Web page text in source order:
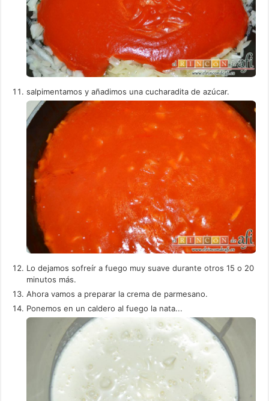
salpimentamos y añadimos una cucharadita de azúcar.
Lo dejamos sofreír a fuego muy suave durante otros 15 o 20
minutos más.
Ahora vamos a preparar la crema de parmesano.
Ponemos en un caldero al fuego la nata...